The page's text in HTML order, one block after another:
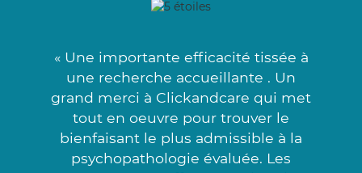
« Une importante efficacité tissée à
une recherche accueillante . Un
grand merci à Clickandcare qui met
tout en oeuvre pour trouver le
bienfaisant le plus admissible à la
psychopathologie évaluée. Les